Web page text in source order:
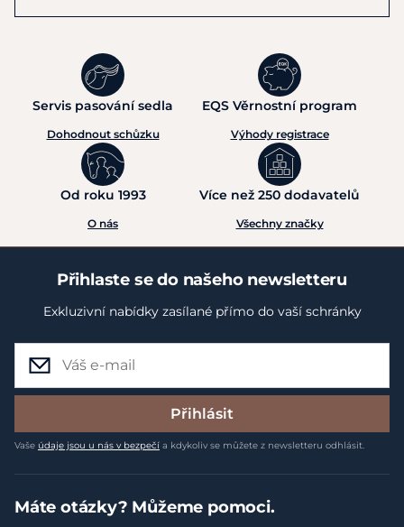
Servis pasování sedla
Dohodnout schůzku
EQS Věrnostní program
Výhody registrace
Od roku 1993
O nás
Více než 250 dodavatelů
Všechny značky
Přihlaste se do našeho newsletteru
Exkluzivní nabídky zasílané přímo do vaší schránky
Přihlásit
Vaše údaje jsou u nás v bezpečí a kdykoliv se můžete z newsletteru odhlásit.
Máte otázky? Můžeme pomoci.